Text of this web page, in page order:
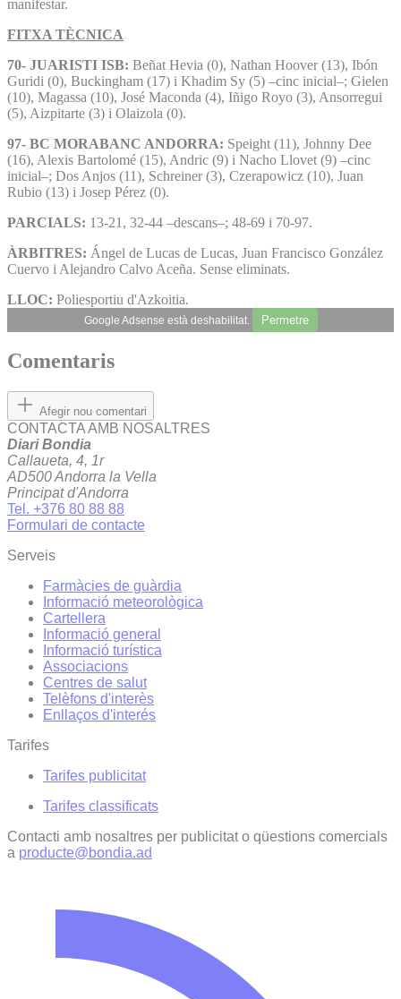
manifestar.
FITXA TÈCNICA
70- JUARISTI ISB: Beñat Hevia (0), Nathan Hoover (13), Ibón
Guridi (0), Buckingham (17) i Khadim Sy (5) –cinc inicial–; Gielen
(10), Magassa (10), José Maconda (4), Iñigo Royo (3), Ansorregui
(5), Aizpitarte (3) i Olaizola (0).
97- BC MORABANC ANDORRA: Speight (11), Johnny Dee
(16), Alexis Bartolomé (15), Andric (9) i Nacho Llovet (9) –cinc
inicial–; Dos Anjos (11), Schreiner (3), Czerapowicz (10), Juan
Rubio (13) i Josep Pérez (0).
PARCIALS: 13-21, 32-44 –descans–; 48-69 i 70-97.
ÀRBITRES: Ángel de Lucas de Lucas, Juan Francisco González
Cuervo i Alejandro Calvo Aceña. Sense eliminats.
LLOC: Poliesportiu d'Azkoitia.
Google Adsense està deshabilitat. Permetre
Comentaris
Afegir nou comentari
CONTACTA AMB NOSALTRES
Diari Bondia
Callaueta, 4, 1r
AD500 Andorra la Vella
Principat d'Andorra
Tel. +376 80 88 88
Formulari de contacte
Serveis
Farmàcies de guàrdia
Informació meteorològica
Cartellera
Informació general
Informació turística
Associacions
Centres de salut
Telèfons d'interès
Enllaços d'interés
Tarifes
Tarifes publicitat
Tarifes classificats
Contacti amb nosaltres per publicitat o qüestions comercials
a producte@bondia.ad